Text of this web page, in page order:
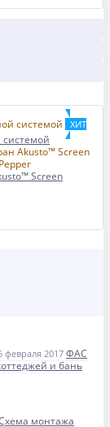
ХИТ
системой
Screen
февраля 2017 ФАС
и бань
монтажа